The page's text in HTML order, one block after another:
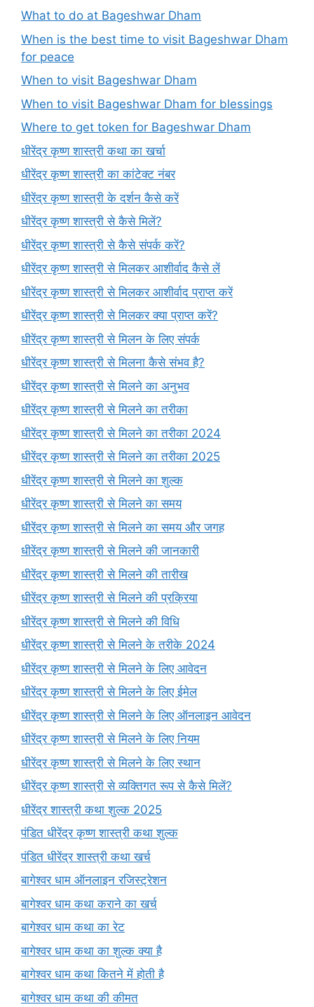
What to do at Bageshwar Dham
When is the best time to visit Bageshwar Dham
for peace
When to visit Bageshwar Dham
When to visit Bageshwar Dham for blessings
Where to get token for Bageshwar Dham
धीरेंद्र कृष्ण शास्त्री कथा का खर्चा
धीरेंद्र कृष्ण शास्त्री का कांटेक्ट नंबर
धीरेंद्र कृष्ण शास्त्री के दर्शन कैसे करें
धीरेंद्र कृष्ण शास्त्री से कैसे मिलें?
धीरेंद्र कृष्ण शास्त्री से कैसे संपर्क करें?
धीरेंद्र कृष्ण शास्त्री से मिलकर आशीर्वाद कैसे लें
धीरेंद्र कृष्ण शास्त्री से मिलकर आशीर्वाद प्राप्त करें
धीरेंद्र कृष्ण शास्त्री से मिलकर क्या प्राप्त करें?
धीरेंद्र कृष्ण शास्त्री से मिलन के लिए संपर्क
धीरेंद्र कृष्ण शास्त्री से मिलना कैसे संभव है?
धीरेंद्र कृष्ण शास्त्री से मिलने का अनुभव
धीरेंद्र कृष्ण शास्त्री से मिलने का तरीका
धीरेंद्र कृष्ण शास्त्री से मिलने का तरीका 2024
धीरेंद्र कृष्ण शास्त्री से मिलने का तरीका 2025
धीरेंद्र कृष्ण शास्त्री से मिलने का शुल्क
धीरेंद्र कृष्ण शास्त्री से मिलने का समय
धीरेंद्र कृष्ण शास्त्री से मिलने का समय और जगह
धीरेंद्र कृष्ण शास्त्री से मिलने की जानकारी
धीरेंद्र कृष्ण शास्त्री से मिलने की तारीख
धीरेंद्र कृष्ण शास्त्री से मिलने की प्रक्रिया
धीरेंद्र कृष्ण शास्त्री से मिलने की विधि
धीरेंद्र कृष्ण शास्त्री से मिलने के तरीके 2024
धीरेंद्र कृष्ण शास्त्री से मिलने के लिए आवेदन
धीरेंद्र कृष्ण शास्त्री से मिलने के लिए ईमेल
धीरेंद्र कृष्ण शास्त्री से मिलने के लिए ऑनलाइन आवेदन
धीरेंद्र कृष्ण शास्त्री से मिलने के लिए नियम
धीरेंद्र कृष्ण शास्त्री से मिलने के लिए स्थान
धीरेंद्र कृष्ण शास्त्री से व्यक्तिगत रूप से कैसे मिलें?
धीरेंद्र शास्त्री कथा शुल्क 2025
पंडित धीरेंद्र कृष्ण शास्त्री कथा शुल्क
पंडित धीरेंद्र शास्त्री कथा खर्च
बागेश्वर धाम ऑनलाइन रजिस्ट्रेशन
बागेश्वर धाम कथा कराने का खर्च
बागेश्वर धाम कथा का रेट
बागेश्वर धाम कथा का शुल्क क्या है
बागेश्वर धाम कथा कितने में होती है
बागेश्वर धाम कथा की कीमत